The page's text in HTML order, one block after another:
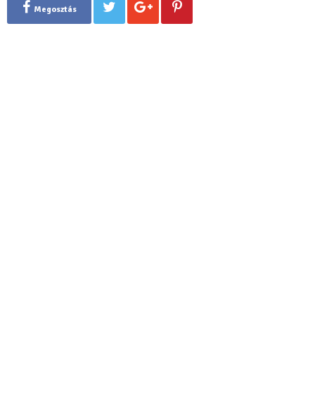
Megosztás